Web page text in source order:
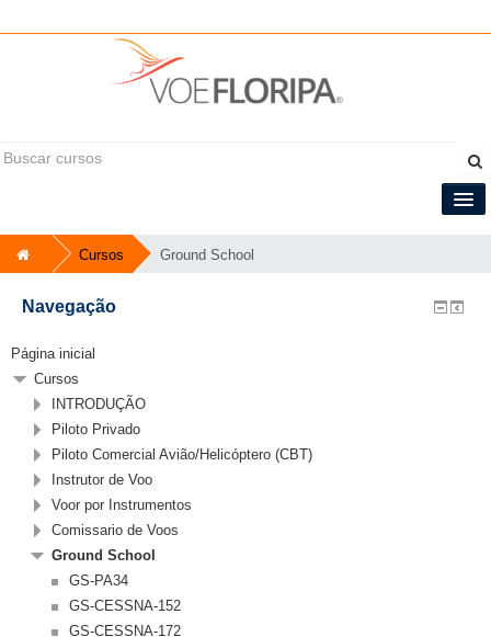
Central do Tripulante
Português - Brasil ‎(pt_br)‎
Cursos Ground School
Navegação
Página inicial
Cursos
INTRODUÇÃO
Piloto Privado
Piloto Comercial Avião/Helicóptero (CBT)
Instrutor de Voo
Voor por Instrumentos
Comissario de Voos
Ground School
GS-PA34
GS-CESSNA-152
GS-CESSNA-172